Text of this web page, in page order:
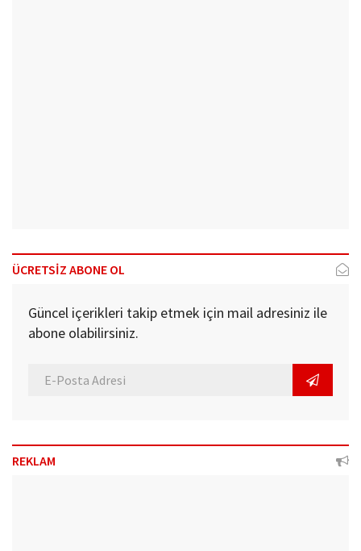
ÜCRETSİZ ABONE OL
Güncel içerikleri takip etmek için mail adresiniz ile
abone olabilirsiniz.
REKLAM